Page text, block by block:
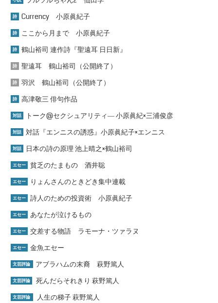
詩 Currency 小原眞紀子
詩 ここから月まで 小原眞紀子
詩 鶴山裕司 連作詩『聖遠耳 日日新』
詩 聖遠耳 鶴山裕司（公開終了）
詩 羽沢 鶴山裕司（公開終了）
詩 高津敬三 俳句作品
対話 トーク@セクシュアリティ― 小原眞紀×三浦俊彦
対話 対話『エンニスの誘惑』小原眞紀子×エンニス
対話 日本の詩の原理 池上晴之×鶴山裕司
エセー 貧乏のたまもの 酒井聡
エセー りょんさんのときどき集中連載
エセー 詩人のための投資術 小原眞紀子
エセー あなたが泣けるもの
エセー 交差する物語 ラモーナ・ツァラヌ
エセー 金魚エセー
文芸評論 アブラハムの末裔 萩野篤人
文芸評論 死んだらそれきり 萩野篤人
文芸評論 人生の梯子 萩野篤人